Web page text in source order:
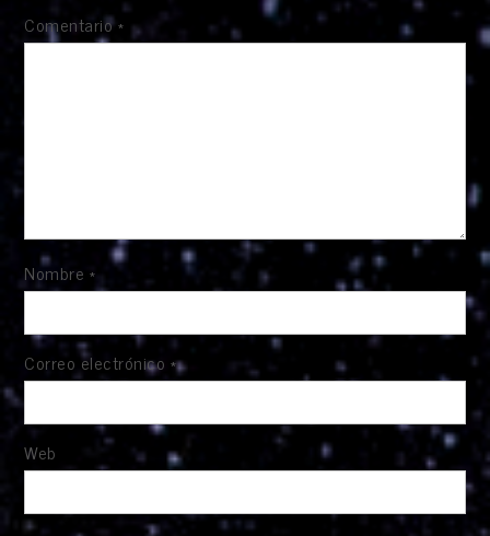
Comentario*
Nombre *
Correo electrónico *
Web